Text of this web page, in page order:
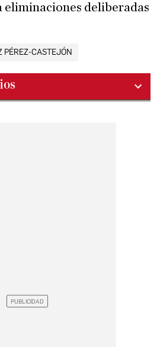
eliminaciones deliberadas
PÉREZ-CASTEJÓN